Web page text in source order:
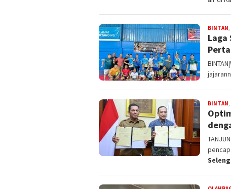
BINTAN,
Laga
BINTAN,